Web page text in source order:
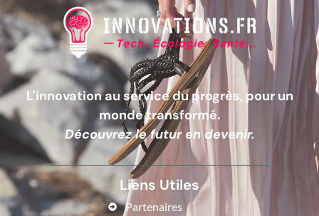
L'innovation au service du progrès, pour un
monde transformé.
Découvrez le futur en devenir.
Liens Utiles
Partenaires